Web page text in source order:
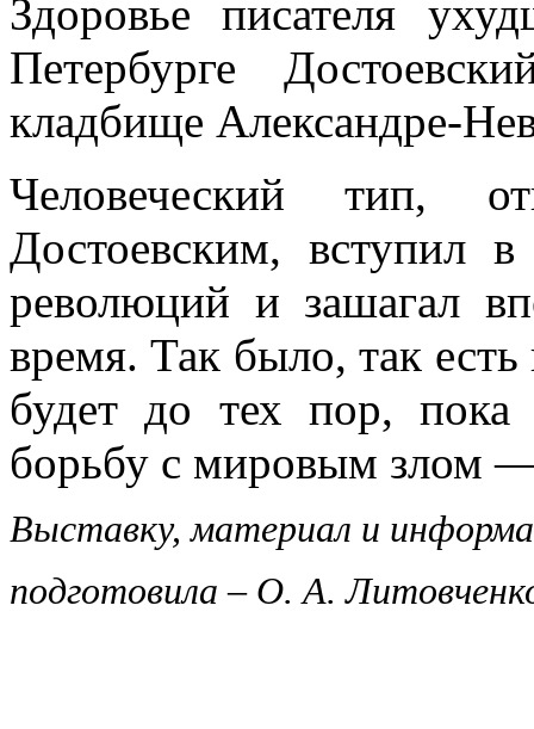
Здоровье писателя
Петербурге
кладбище Александре-
Человеческий тип,
Достоевским, вступил
революций и зашагал
время. Так было, так
будет до тех пор,
борьбу с мировым злом
Выставку, материал и
подготовила – О. А.